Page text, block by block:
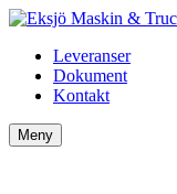
Leveranser
Dokument
Kontakt
Meny